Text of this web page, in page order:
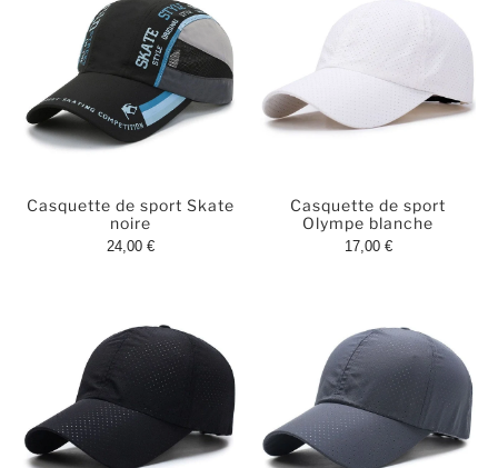
Casquette de sport Skate
noire
24,00 €
Casquette de sport
Olympe blanche
17,00 €